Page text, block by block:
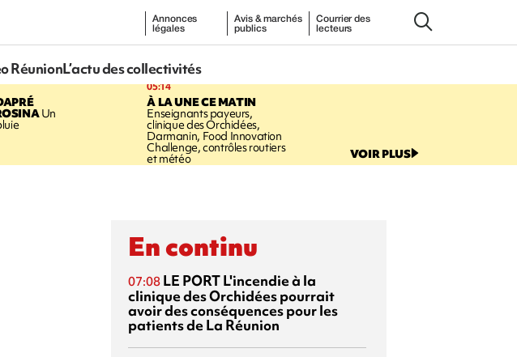
Annonces
légales
Avis & marchés
publics
Courrier des
lecteurs
RéunionL’actu des collectivités
Un
05:14
À LA UNE CE MATIN
Enseignants payeurs,
clinique des Orchidées,
Darmanin, Food Innovation
Challenge, contrôles routiers
et météo VOIR PLUS
En continu
07:08 LE PORTL'incendie à la
clinique des Orchidées pourrait
avoir des conséquences pour les
patients de La Réunion